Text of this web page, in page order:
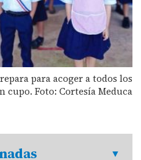
para acoger a todos los
cupo. Foto: Cortesía Meduca